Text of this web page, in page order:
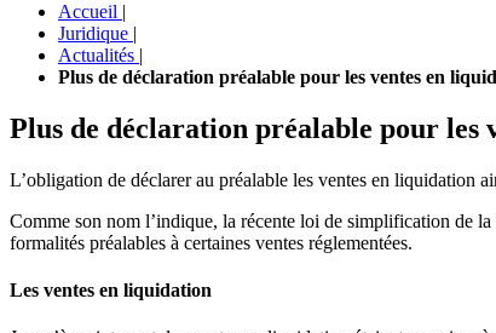
Accueil |
Juridique |
Actualités |
Plus de déclaration préalable pour les ventes en
Plus de déclaration préalable pour les
L’obligation de déclarer au préalable les ventes en liquidation
Comme son nom l’indique, la récente loi de simplification de
formalités préalables à certaines ventes réglementées.
Les ventes en liquidation